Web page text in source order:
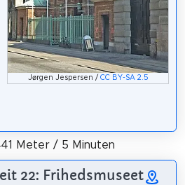
Jørgen Jespersen / CC BY-SA 2.5
Meter / 5 Minuten
22: Frihedsmuseet